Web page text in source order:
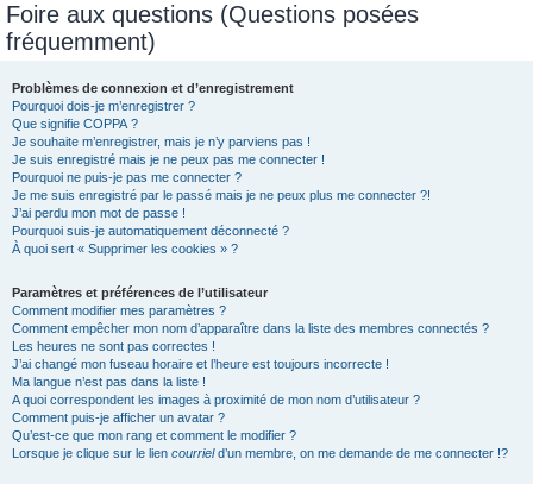
Foire aux questions (Questions posées
fréquemment)
Problèmes de connexion et d’enregistrement
Pourquoi dois-je m’enregistrer ?
Que signifie COPPA ?
Je souhaite m’enregistrer, mais je n’y parviens pas !
Je suis enregistré mais je ne peux pas me connecter !
Pourquoi ne puis-je pas me connecter ?
Je me suis enregistré par le passé mais je ne peux plus me connecter ?!
J’ai perdu mon mot de passe !
Pourquoi suis-je automatiquement déconnecté ?
À quoi sert « Supprimer les cookies » ?
Paramètres et préférences de l’utilisateur
Comment modifier mes paramètres ?
Comment empêcher mon nom d’apparaître dans la liste des membres connectés ?
Les heures ne sont pas correctes !
J’ai changé mon fuseau horaire et l’heure est toujours incorrecte !
Ma langue n’est pas dans la liste !
A quoi correspondent les images à proximité de mon nom d’utilisateur ?
Comment puis-je afficher un avatar ?
Qu’est-ce que mon rang et comment le modifier ?
Lorsque je clique sur le lien courrield’un membre, on me demande de me connecter !?